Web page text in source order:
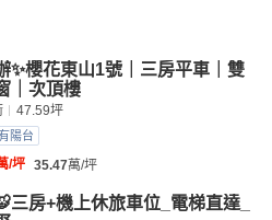
✨櫻花東山1號｜三房平車｜雙
｜次頂樓
47.59坪
陽台
/坪 35.47萬/坪
三房+機上休旅車位_電梯直達_